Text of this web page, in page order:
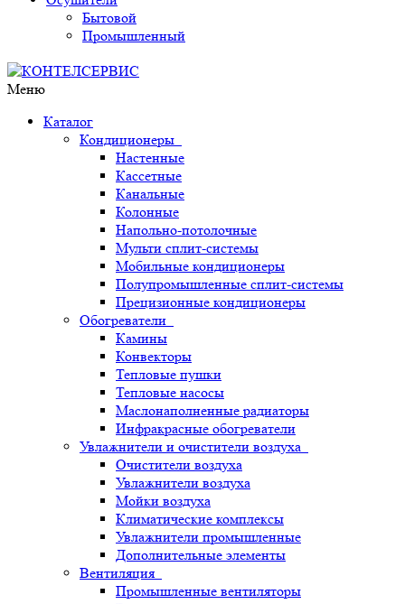
Бытовой
Промышленный
Меню
Каталог
Кондиционеры
Настенные
Кассетные
Канальные
Колонные
Напольно-потолочные
Мульти сплит-системы
Мобильные кондиционеры
Полупромышленные сплит-системы
Прецизионные кондиционеры
Обогреватели
Камины
Конвекторы
Тепловые пушки
Тепловые насосы
Маслонаполненные радиаторы
Инфракрасные обогреватели
Увлажнители и очистители воздуха
Очистители воздуха
Увлажнители воздуха
Мойки воздуха
Климатические комплексы
Увлажнители промышленные
Дополнительные элементы
Вентиляция
Промышленные вентиляторы